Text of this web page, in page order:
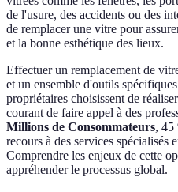
de l'usure, des accidents ou des
de remplacer une vitre pour
et la bonne esthétique des lieux.
Effectuer un remplacement de
et un ensemble d'outils
propriétaires choisissent de
courant de faire appel à des
Millions de Consommateurs, 45
recours à des services spécialisés
Comprendre les enjeux de cette
appréhender le processus global.